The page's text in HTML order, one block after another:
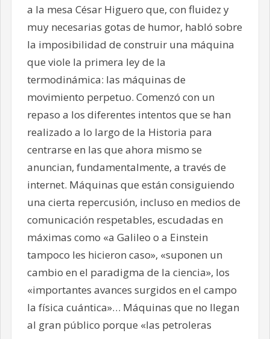
a la mesa César Higuero que, con fluidez y
muy necesarias gotas de humor, habló sobre
la imposibilidad de construir una máquina
que viole la primera ley de la
termodinámica: las máquinas de
movimiento perpetuo. Comenzó con un
repaso a los diferentes intentos que se han
realizado a lo largo de la Historia para
centrarse en las que ahora mismo se
anuncian, fundamentalmente, a través de
internet. Máquinas que están consiguiendo
una cierta repercusión, incluso en medios de
comunicación respetables, escudadas en
máximas como «a Galileo o a Einstein
tampoco les hicieron caso», «suponen un
cambio en el paradigma de la ciencia», los
«importantes avances surgidos en el campo
la física cuántica»… Máquinas que no llegan
al gran público porque «las petroleras